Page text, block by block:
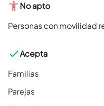
No apto
Personas con movilidad
Acepta
Familias
Parejas